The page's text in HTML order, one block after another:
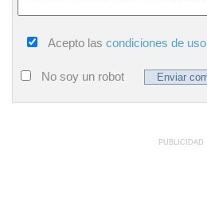
Acepto las condiciones de uso
No soy un robot
PUBLICIDAD